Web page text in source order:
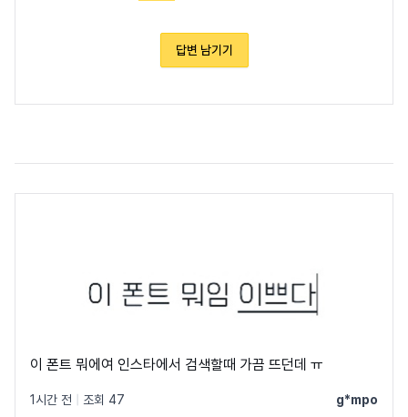
답변 남기기
이 폰트 뭐에여 인스타에서 검색할때 가끔 뜨던데 ㅠ
1시간 전 조회 47 g*mpo